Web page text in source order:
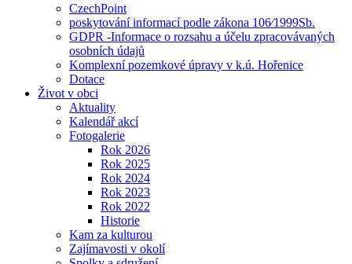
CzechPoint
poskytování informací podle zákona 106⁄1999Sb.
GDPR -Informace o rozsahu a účelu zpracovávaných
osobních údajů
Komplexní pozemkové úpravy v k.ú. Hořenice
Dotace
Život v obci
Aktuality
Kalendář akcí
Fotogalerie
Rok 2026
Rok 2025
Rok 2024
Rok 2023
Rok 2022
Historie
Kam za kulturou
Zajímavosti v okolí